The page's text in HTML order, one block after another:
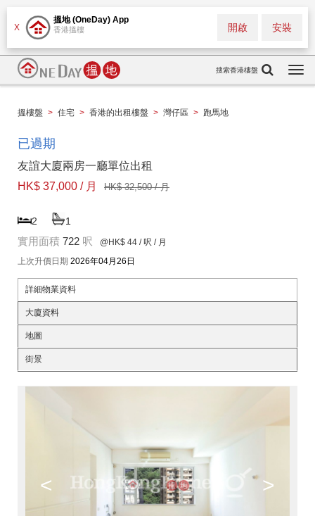
X
搵地 (OneDay) App
香港搵樓 安裝
開啟
搜索香港樓盤
搵樓盤 > 住宅 > 香港的出租樓盤 > 灣仔區 > 跑馬地
已過期
友誼大廈兩房一廳單位出租
HK$ 37,000 / 月
HK$ 32,500 / 月
2 1
實用面積 722 呎 @HK$ 44 / 呎 / 月
上次升價日期 2026年04月26日
詳細物業資料
大廈資料
地圖
街景
< >